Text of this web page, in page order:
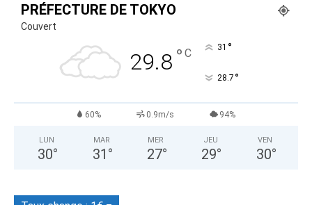
PRÉFECTURE DE TOKYO
Couvert
29.8 ° C 31 °
28.7 °
60% 0.9m/s 94%
LUN
30°
MAR
31 °
MER
27°
JEU
29°
VEN
30°